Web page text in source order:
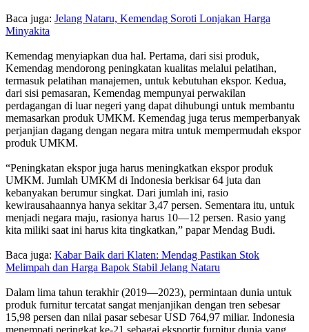
Baca juga: Jelang Nataru, Kemendag Soroti Lonjakan Harga
Minyakita
Kemendag menyiapkan dua hal. Pertama, dari sisi produk,
Kemendag mendorong peningkatan kualitas melalui pelatihan,
termasuk pelatihan manajemen, untuk kebutuhan ekspor. Kedua,
dari sisi pemasaran, Kemendag mempunyai perwakilan
perdagangan di luar negeri yang dapat dihubungi untuk membantu
memasarkan produk UMKM. Kemendag juga terus memperbanyak
perjanjian dagang dengan negara mitra untuk mempermudah ekspor
produk UMKM.
“Peningkatan ekspor juga harus meningkatkan ekspor produk
UMKM. Jumlah UMKM di Indonesia berkisar 64 juta dan
kebanyakan berumur singkat. Dari jumlah ini, rasio
kewirausahaannya hanya sekitar 3,47 persen. Sementara itu, untuk
menjadi negara maju, rasionya harus 10—12 persen. Rasio yang
kita miliki saat ini harus kita tingkatkan,” papar Mendag Budi.
Baca juga: Kabar Baik dari Klaten: Mendag Pastikan Stok
Melimpah dan Harga Bapok Stabil Jelang Nataru
Dalam lima tahun terakhir (2019—2023), permintaan dunia untuk
produk furnitur tercatat sangat menjanjikan dengan tren sebesar
15,98 persen dan nilai pasar sebesar USD 764,97 miliar. Indonesia
menempati peringkat ke-21 sebagai eksportir furnitur dunia yang